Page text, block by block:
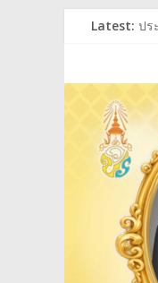
Latest: ปร
ปร
ป
สำ
ส่ง
เส
กา